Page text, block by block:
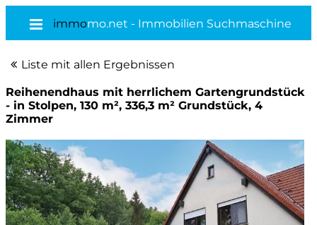
immomo.net - Immobilien Suchmaschine
Liste mit allen Ergebnissen
Reihenendhaus mit herrlichem Gartengrundstück
- in Stolpen, 130 m², 336,3 m² Grundstück, 4
Zimmer